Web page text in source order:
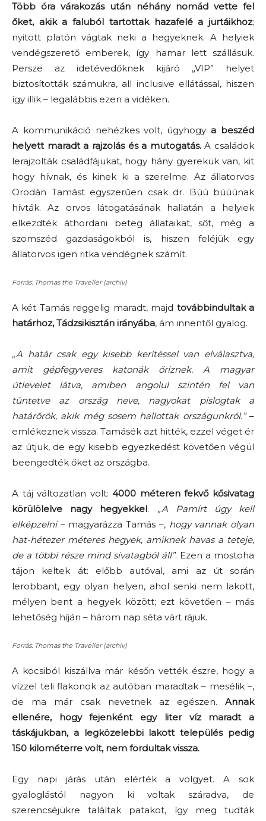
Több óra várakozás után néhány nomád vette fel
őket, akik a faluból tartottak hazafelé a jurtáikhoz;
nyitott platón vágtak neki a hegyeknek. A helyiek
vendégszerető emberek, így hamar lett szállásuk.
Persze az idetévedőknek kijáró „VIP” helyet
biztosították számukra, all inclusive ellátással, hiszen
így illik – legalábbis ezen a vidéken.
A kommunikáció nehézkes volt, úgyhogy a beszéd
helyett maradt a rajzolás és a mutogatás.A családok
lerajzolták családfájukat, hogy hány gyerekük van, kit
hogy hívnak, és kinek ki a szerelme. Az állatorvos
Orodán Tamást egyszerűen csak dr. Búú búúúnak
hívták. Az orvos látogatásának hallatán a helyiek
elkezdték áthordani beteg állataikat, sőt, még a
szomszéd gazdaságokból is, hiszen feléjük egy
állatorvos igen ritka vendégnek számít.
Forrás: Thomas the Traveller (archív)
A két Tamás reggelig maradt, majd továbbindultak a
határhoz, Tádzsikisztán irányába, ám innentől gyalog.
„A határ csak egy kisebb kerítéssel van elválasztva,
amit gépfegyveres katonák őriznek. A magyar
útlevelet látva, amiben angolul szintén fel van
tüntetve az ország neve, nagyokat pislogtak a
határőrök, akik még sosem hallottak országunkról.”–
emlékeznek vissza. Tamásék azt hitték, ezzel véget ér
az útjuk, de egy kisebb egyezkedést követően végül
beengedték őket az országba.
A táj változatlan volt:4000 méteren fekvő kősivatag
körülölelve nagy hegyekkel. „A Pamírt úgy kell
elképzelni– magyarázza Tamás –, hogy vannak olyan
hat-hétezer méteres hegyek, amiknek havas a teteje,
de a többi része mind sivatagból áll”. Ezen a mostoha
tájon keltek át: előbb autóval, ami az út során
lerobbant, egy olyan helyen, ahol senki nem lakott,
mélyen bent a hegyek között; ezt követően – más
lehetőség híján – három nap séta várt rájuk.
Forrás: Thomas the Traveller (archív)
A kocsiból kiszállva már későn vették észre, hogy a
vízzel teli flakonok az autóban maradtak – mesélik –,
de ma már csak nevetnek az egészen. Annak
ellenére, hogy fejenként egy liter víz maradt a
táskájukban, a legközelebbi lakott település pedig
150 kilométerre volt, nem fordultak vissza.
Egy napi járás után elérték a völgyet. A sok
gyaloglástól nagyon ki voltak száradva, de
szerencséjükre találtak patakot, így meg tudták